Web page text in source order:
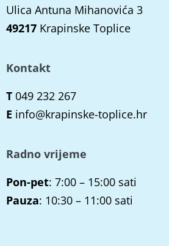
Ulica Antuna Mihanovića 3
49217 Krapinske Toplice
Kontakt
T 049 232 267
E info@krapinske-toplice.hr
Radno vrijeme
Pon-pet: 7:00 – 15:00 sati
Pauza: 10:30 – 11:00 sati